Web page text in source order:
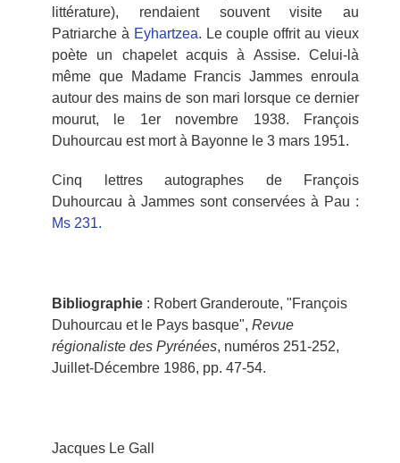
littérature), rendaient souvent visite au
Patriarche à Eyhartzea. Le couple offrit au vieux
poète un chapelet acquis à Assise. Celui-là
même que Madame Francis Jammes enroula
autour des mains de son mari lorsque ce dernier
mourut, le 1er novembre 1938. François
Duhourcau est mort à Bayonne le 3 mars 1951.
Cinq lettres autographes de François
Duhourcau à Jammes sont conservées à Pau :
Ms 231.
Bibliographie : Robert Granderoute, "François
Duhourcau et le Pays basque", Revue
régionaliste des Pyrénées, numéros 251-252,
Juillet-Décembre 1986, pp. 47-54.
Jacques Le Gall